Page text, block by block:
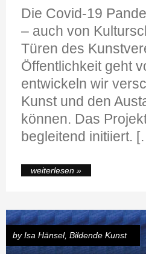
Die Covid-19
– auch von
Türen des
Öffentlichkeit geht
entwickeln wir
Kunst und den
können. Das
begleitend initiiert.
weiterlesen »
by Isa Hänsel, Bildende Kunst